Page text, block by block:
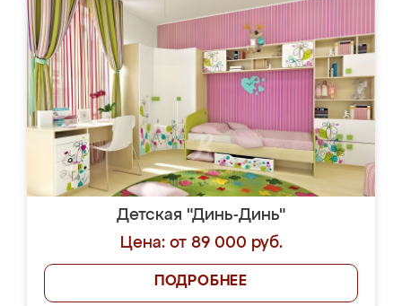
Детская "Динь-Динь"
Цена: от 89 000 руб.
ПОДРОБНЕЕ